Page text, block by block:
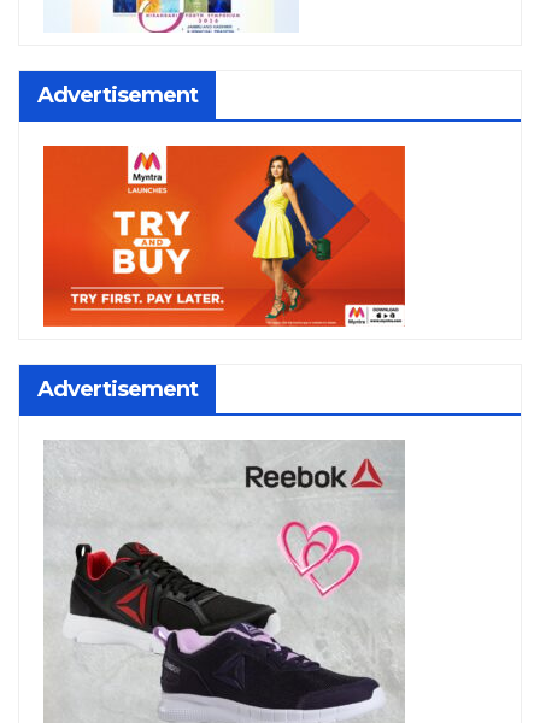
Advertisement
Advertisement